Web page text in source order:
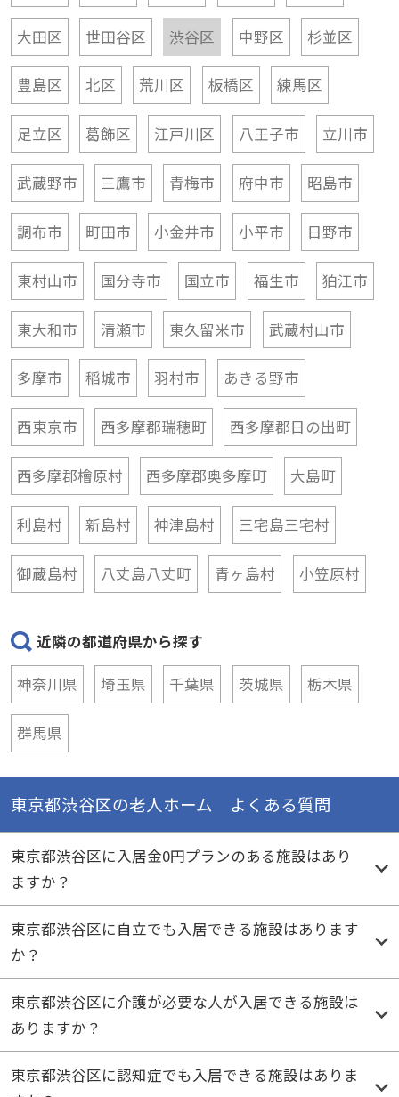
豊島区 北区 荒川区 板橋区 練馬区
足立区 葛飾区 江戸川区 八王子市
武蔵野市 三鷹市 青梅市 府中市 昭島市
調布市 町田市 小金井市 小平市 日野市
東村山市 国分寺市 国立市 福生市 狛江市
東大和市 清瀬市 東久留米市 武蔵村山市
多摩市 稲城市 羽村市 あきる野市
西東京市 西多摩郡瑞穂町 西多摩郡日の出町
西多摩郡檜原村 西多摩郡奥多摩町 大島町
利島村 新島村 神津島村 三宅島三宅村
御蔵島村 八丈島八丈町 青ヶ島村 小笠原村
近隣の都道府県から探す
神奈川県
埼玉県 千葉県
群馬県
東京都渋谷区の老人ホーム よくある質問
東京都渋谷区に入居金0円プランのある施設はあり
ますか？
東京都渋谷区に自立でも入居できる施設はあります
か？
東京都渋谷区に介護が必要な人が入居できる施設は
ありますか？
東京都渋谷区に認知症でも入居できる施設はありま
すか？